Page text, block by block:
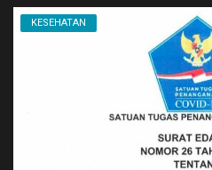
KESEHATAN